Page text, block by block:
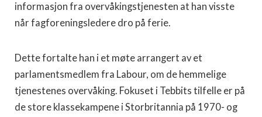
informasjon fra overvåkingstjenesten at han visste
når fagforeningsledere dro på ferie.
Dette fortalte han i et møte arrangert av et
parlamentsmedlem fra Labour, om de hemmelige
tjenestenes overvåking. Fokuset i Tebbits tilfelle er på
de store klassekampene i Storbritannia på 1970- og